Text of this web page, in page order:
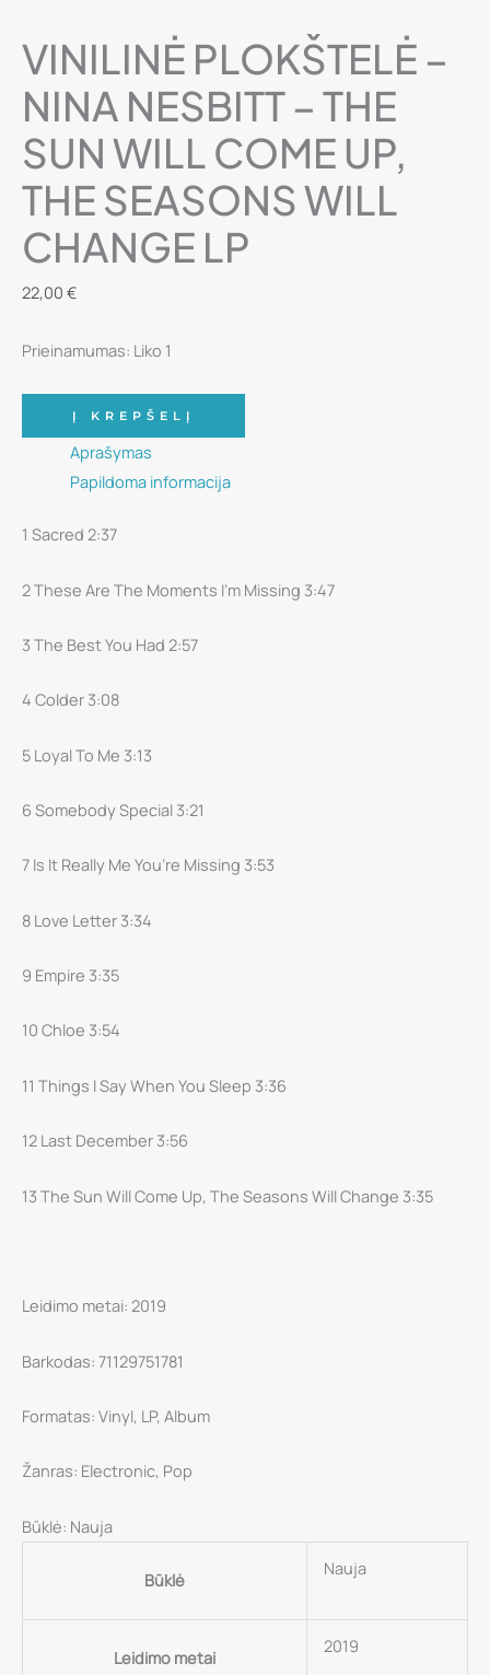
VINILINĖ PLOKŠTELĖ –
NINA NESBITT – THE
SUN WILL COME UP,
THE SEASONS WILL
CHANGE LP
22,00 €
Prieinamumas: Liko 1
produkto
kiekis:
Vinilinė
plokštelė
-
Nesbitt
The
Will
Up,
Seasons
Į KREPŠELĮ
Aprašymas
Papildoma informacija
1 Sacred 2:37
2 These Are The Moments I’m Missing 3:47
3 The Best You Had 2:57
4 Colder 3:08
5 Loyal To Me 3:13
6 Somebody Special 3:21
7 Is It Really Me You’re Missing 3:53
8 Love Letter 3:34
9 Empire 3:35
10 Chloe 3:54
11 Things I Say When You Sleep 3:36
12 Last December 3:56
13 The Sun Will Come Up, The Seasons Will Change 3:35
Leidimo metai: 2019
Barkodas: 71129751781
Formatas: Vinyl, LP, Album
Žanras: Electronic, Pop
Būklė: Nauja
Būklė
Nauja
Leidimo metai
2019